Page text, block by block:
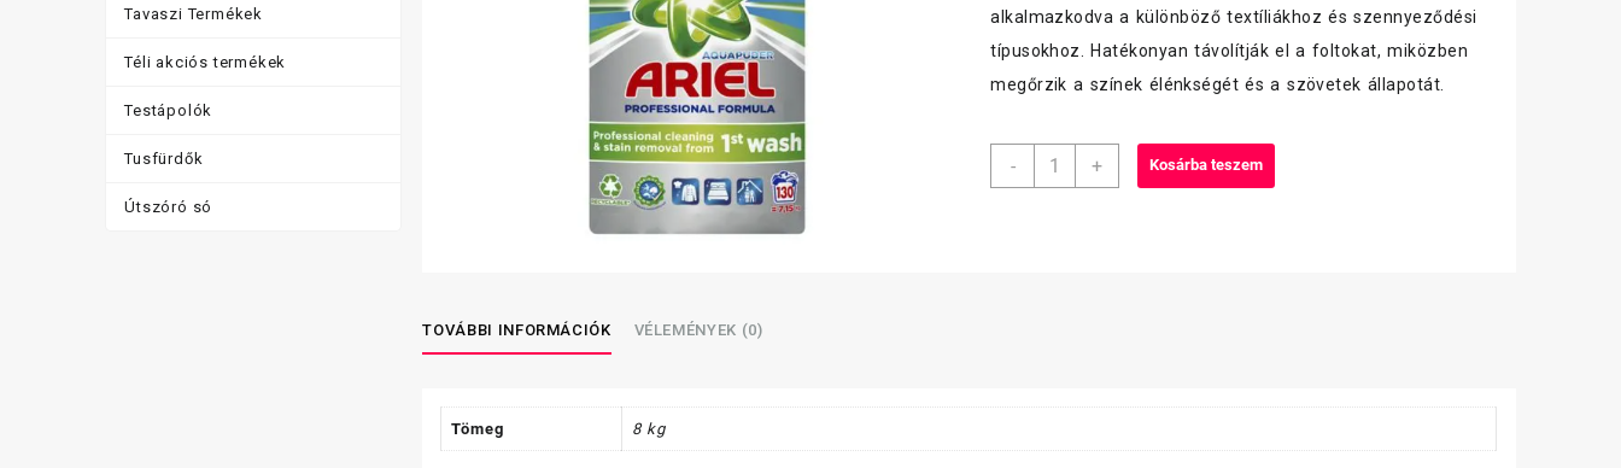
Tavaszi Termékek
Téli akciós termékek
Testápolók
Tusfürdők
Útszóró só
alkalmazkodva a különböző textíliákhoz és szennyeződési
típusokhoz. Hatékonyan távolítják el a foltokat, miközben
megőrzik a színek élénkségét és a szövetek állapotát.
-
Ariel
+ Kosárba teszem
TOVÁBBI INFORMÁCIÓK VÉLEMÉNYEK (0)
Tömeg 8 kg